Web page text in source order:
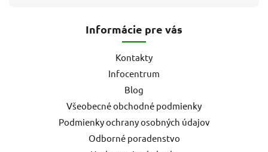
Informácie pre vás
Kontakty
Infocentrum
Blog
Všeobecné obchodné podmienky
Podmienky ochrany osobných údajov
Odborné poradenstvo